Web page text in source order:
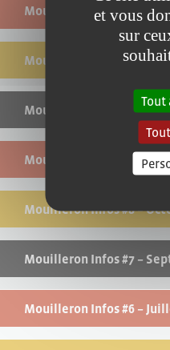
Mouilleron Infos #12 –
Mouilleron Infos #11 –
Mouilleron Infos #10 –
Mouilleron Infos #9 –
Mouilleron Infos #8 –
Mouilleron Infos #7 –
Mouilleron Infos #6 –
et vous
sur
Tout